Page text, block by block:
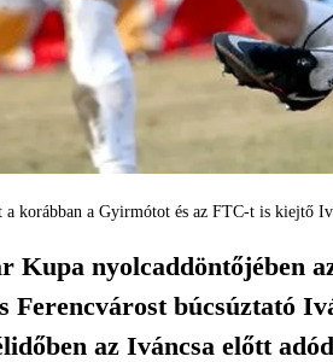
korábban a Gyirmótot és az FTC-t is kiejtő
Kupa nyolcaddöntőjében
Ferencvárost búcsúztató
az Iváncsa előtt